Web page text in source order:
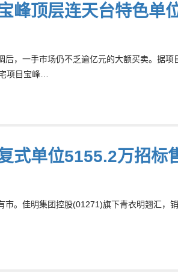
峰顶层连天台特色单
后，一手市场仍不乏逾亿元的大额买卖。据
项目宝峰…
式单位5155.2万招
市。佳明集团控股(01271)旗下青衣明翘汇，